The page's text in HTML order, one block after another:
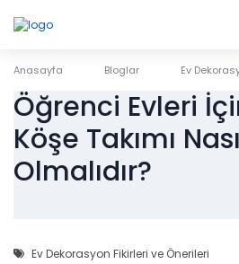
Anasayfa Bloglar Ev
Öğrenci Evleri
Köşe Takımı
Olmalıdır?
Ev Dekorasyon Fikirleri ve Önerileri